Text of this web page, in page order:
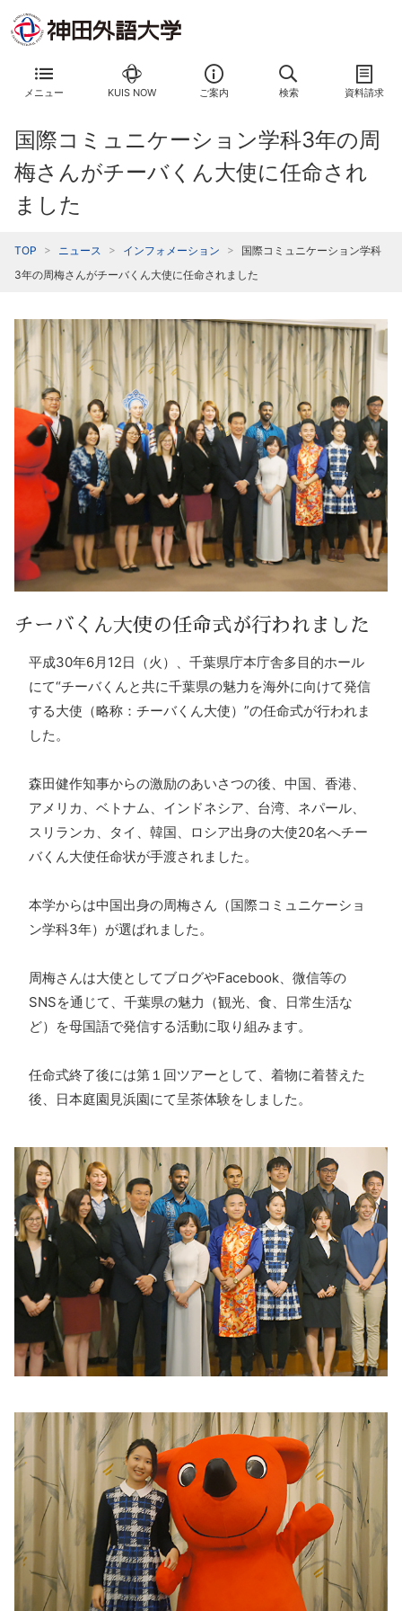
メニュー KUIS NOW ご案内 検索 資料請求
国際コミュニケーション学科3年の周
梅さんがチーバくん大使に任命され
ました
TOP ニュース インフォメーション
国際コミュニケーション学科
3年の周梅さんがチーバくん大使に任命されました
チーバくん大使の任命式が行われました
平成30年6月12日（火）、千葉県庁本庁舎多目的ホール
にて“チーバくんと共に千葉県の魅力を海外に向けて発信
する大使（略称：チーバくん大使）”の任命式が行われま
した。
森田健作知事からの激励のあいさつの後、中国、香港、
アメリカ、ベトナム、インドネシア、台湾、ネパール、
スリランカ、タイ、韓国、ロシア出身の大使20名へチー
バくん大使任命状が手渡されました。
本学からは中国出身の周梅さん（国際コミュニケーショ
ン学科3年）が選ばれました。
周梅さんは大使としてブログやFacebook、微信等の
SNSを通じて、千葉県の魅力（観光、食、日常生活な
ど）を母国語で発信する活動に取り組みます。
任命式終了後には第１回ツアーとして、着物に着替えた
後、日本庭園見浜園にて呈茶体験をしました。